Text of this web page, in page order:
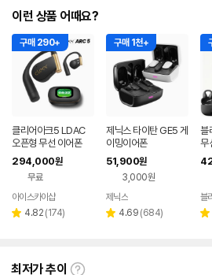
이런 상품 어때요?
구매 290+
클리어아크5 LDAC
오픈형 무선 이어폰
294,000원
무료
페이
아이스카이샵
별 4.82 리
(174)
구매 1천+
제닉스 타이탄 GE5 게
이밍이어폰
51,900원
3,000원
페이
제닉스
별 4.69 리
(684)
블
무
찌
블
별
최저가 추이